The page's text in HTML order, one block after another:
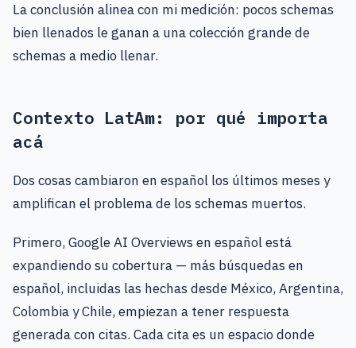
La conclusión alinea con mi medición: pocos schemas
bien llenados le ganan a una colección grande de
schemas a medio llenar.
Contexto LatAm: por qué importa
acá
Dos cosas cambiaron en español los últimos meses y
amplifican el problema de los schemas muertos.
Primero, Google AI Overviews en español está
expandiendo su cobertura — más búsquedas en
español, incluidas las hechas desde México, Argentina,
Colombia y Chile, empiezan a tener respuesta
generada con citas. Cada cita es un espacio donde